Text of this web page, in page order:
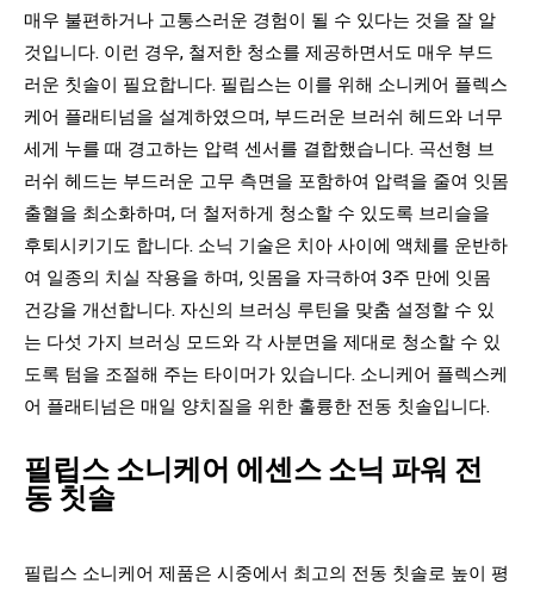
매우 불편하거나 고통스러운 경험이 될 수 있다는 것을 잘 알
것입니다. 이런 경우, 철저한 청소를 제공하면서도 매우 부드
러운 칫솔이 필요합니다. 필립스는 이를 위해 소니케어 플렉스
케어 플래티넘을 설계하였으며, 부드러운 브러쉬 헤드와 너무
세게 누를 때 경고하는 압력 센서를 결합했습니다. 곡선형 브
러쉬 헤드는 부드러운 고무 측면을 포함하여 압력을 줄여 잇몸
출혈을 최소화하며, 더 철저하게 청소할 수 있도록 브리슬을
후퇴시키기도 합니다. 소닉 기술은 치아 사이에 액체를 운반하
여 일종의 치실 작용을 하며, 잇몸을 자극하여 3주 만에 잇몸
건강을 개선합니다. 자신의 브러싱 루틴을 맞춤 설정할 수 있
는 다섯 가지 브러싱 모드와 각 사분면을 제대로 청소할 수 있
도록 텀을 조절해 주는 타이머가 있습니다. 소니케어 플렉스케
어 플래티넘은 매일 양치질을 위한 훌륭한 전동 칫솔입니다.
필립스 소니케어 에센스 소닉 파워 전
동 칫솔
필립스 소니케어 제품은 시중에서 최고의 전동 칫솔로 높이 평